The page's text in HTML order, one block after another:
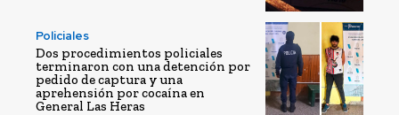
Policiales
Dos procedimientos policiales
terminaron con una detención por
pedido de captura y una
aprehensión por cocaína en
General Las Heras